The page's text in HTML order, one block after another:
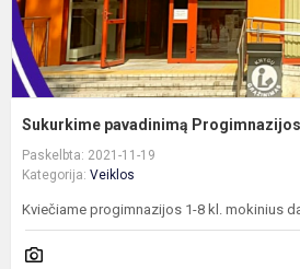
Sukurkime pavadinimą
Paskelbta: 2021-11-19
Kategorija: Veiklos
Kviečiame progimnazijos 1-8 kl. mokinius